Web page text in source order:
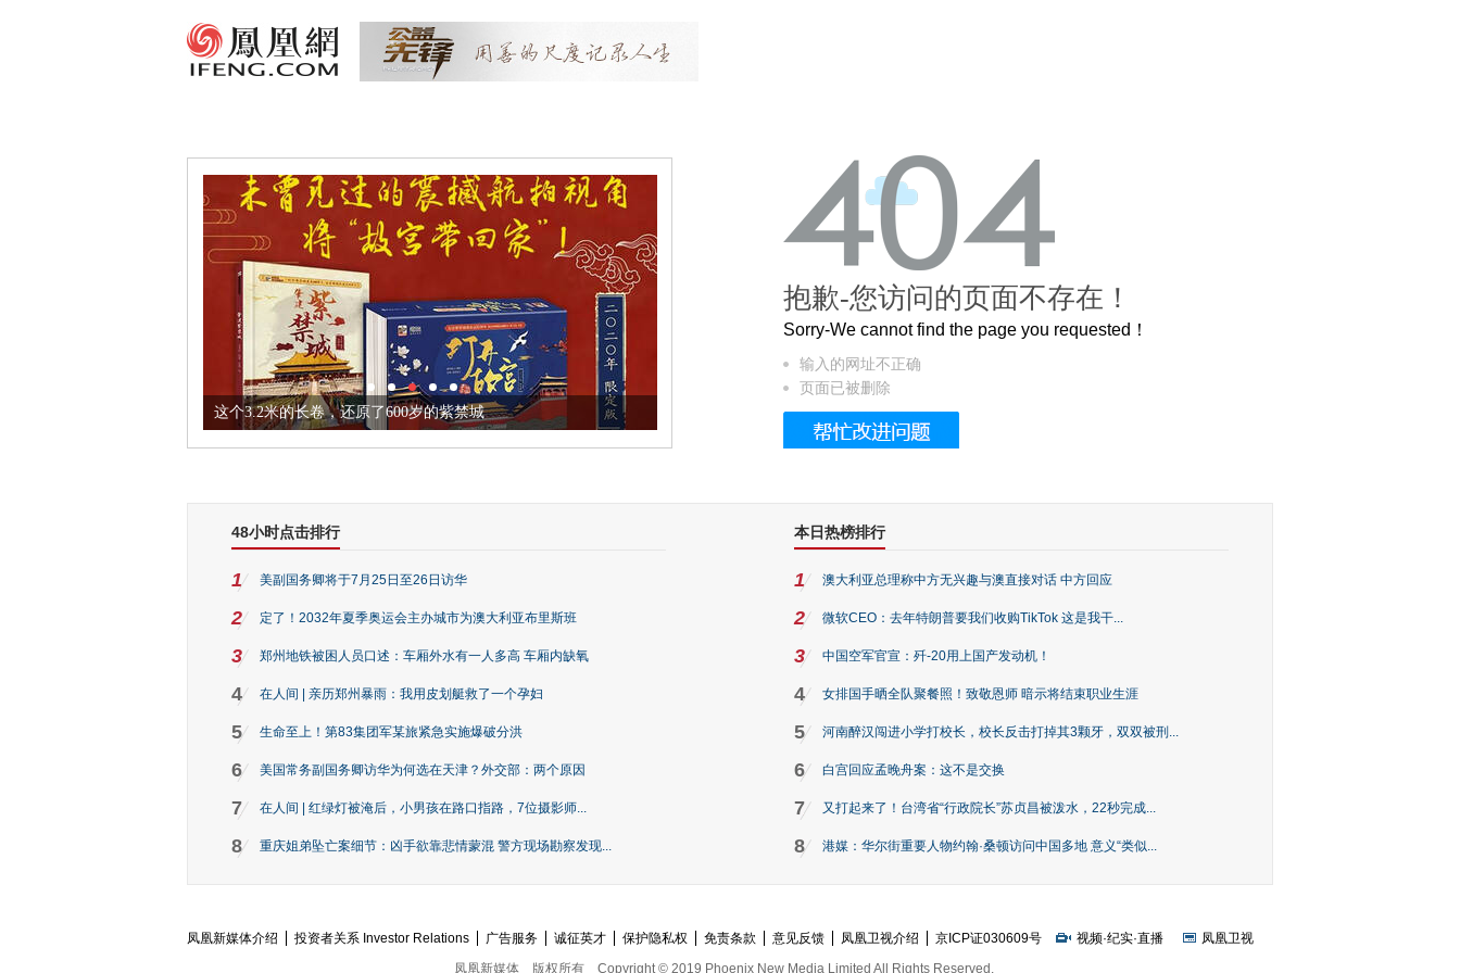
这个3.2米的长卷，还原了600岁的紫禁城 曲奇届的“爱马仕”把你的爱封在罐子里送给TA
抱歉-您访问的页面不存在！
Sorry-We cannot find the page you requested！
输入的网址不正确
页面已被删除
48小时点击排行
1 美副国务卿将于7月25日至26日访华
2 定了！2032年夏季奥运会主办城市为澳大利亚布里斯班
3 郑州地铁被困人员口述：车厢外水有一人多高 车厢内缺氧
4 在人间 | 亲历郑州暴雨：我用皮划艇救了一个孕妇
5 生命至上！第83集团军某旅紧急实施爆破分洪
6 美国常务副国务卿访华为何选在天津？外交部：两个原因
7 在人间 | 红绿灯被淹后，小男孩在路口指路，7位摄影师...
8 重庆姐弟坠亡案细节：凶手欲靠悲情蒙混 警方现场勘察发现...
本日热榜排行
1 澳大利亚总理称中方无兴趣与澳直接对话 中方回应
2 微软CEO：去年特朗普要我们收购TikTok 这是我干...
3 中国空军官宣：歼-20用上国产发动机！
4 女排国手晒全队聚餐照！致敬恩师 暗示将结束职业生涯
5 河南醉汉闯进小学打校长，校长反击打掉其3颗牙，双双被刑...
6 白宫回应孟晚舟案：这不是交换
7 又打起来了！台湾省“行政院长”苏贞昌被泼水，22秒完成...
8 港媒：华尔街重要人物约翰·桑顿访问中国多地 意义“类似...
凤凰新媒体介绍 投资者关系 Investor Relations 广告服务 诚征英才 保护隐私权 免责条款 意见反馈 凤凰卫视介绍 京ICP证030609号 视频·纪实·直播
凤凰卫视
凤凰新媒体
版权所有 Copyright © 2019 Phoenix New Media Limited All Rights Reserved.